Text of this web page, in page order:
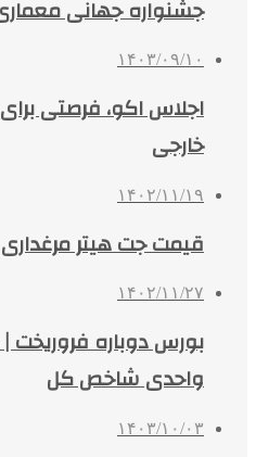
جشنواره جهانی
۱۴۰۳/۰۹/۱۰
اجلاس اکو، فرصتی
خارجی
۱۴۰۲/۱۱/۱۹
قیمت جت هیتر
۱۴۰۲/۱۱/۲۷
واحدی شاخص کل
۱۴۰۳/۱۰/۰۳